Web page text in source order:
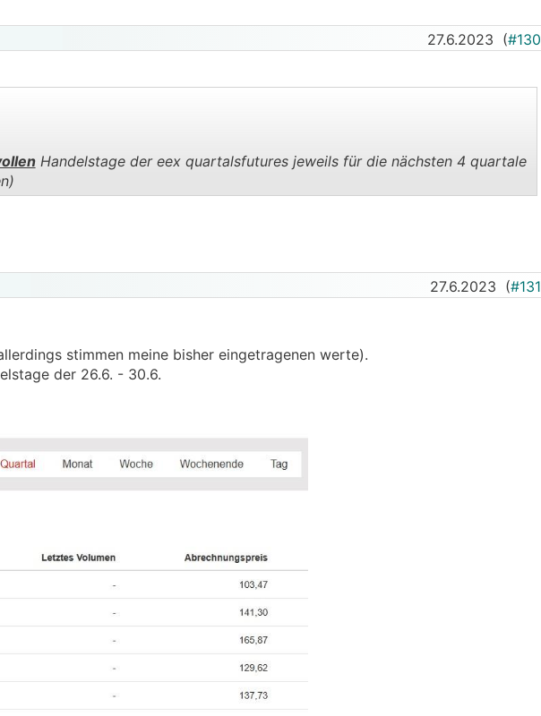
27.6.2023 (#130
..
Handelstage der eex quartalsfutures jeweils für die nächsten 4 quartale
27.6.2023 (#131
stimmen meine bisher eingetragenen werte).
der 26.6. - 30.6.